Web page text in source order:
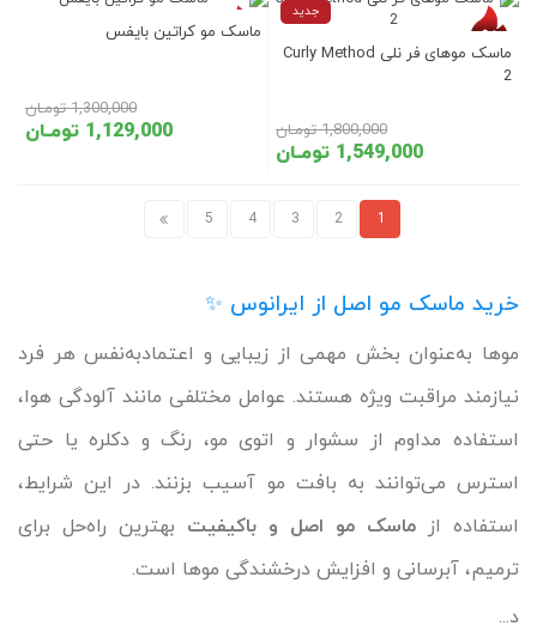
جدید
ماسک موهای فر نلی Curly Method
2
1,549,000 تومـان
1,800,000 تومـان
ماسک مو کراتین بایفس
1,129,000 تومـان
1,300,000 تومـان
1
2
3
4
5
خرید ماسک مو اصل از ایرانوس ✨
موها به‌عنوان بخش مهمی از زیبایی و اعتمادبه‌نفس هر فرد
نیازمند مراقبت ویژه هستند. عوامل مختلفی مانند آلودگی هوا،
استفاده مداوم از سشوار و اتوی مو، رنگ و دکلره یا حتی
استرس می‌توانند به بافت مو آسیب بزنند. در این شرایط،
استفاده از ماسک مو اصل و باکیفیت بهترین راه‌حل برای
ترمیم، آبرسانی و افزایش درخشندگی موها است.
د...